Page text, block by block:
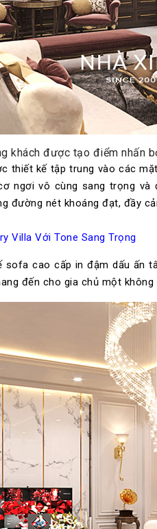
khách được tạo điểm nhấn
thiết kế tập trung vào các
ngơi vô cùng sang trọng
đường nét khoáng đạt, đầy
Villa Với Tone Sang Trọng
cao cấp in đậm dấu ấn
đến cho gia chủ một